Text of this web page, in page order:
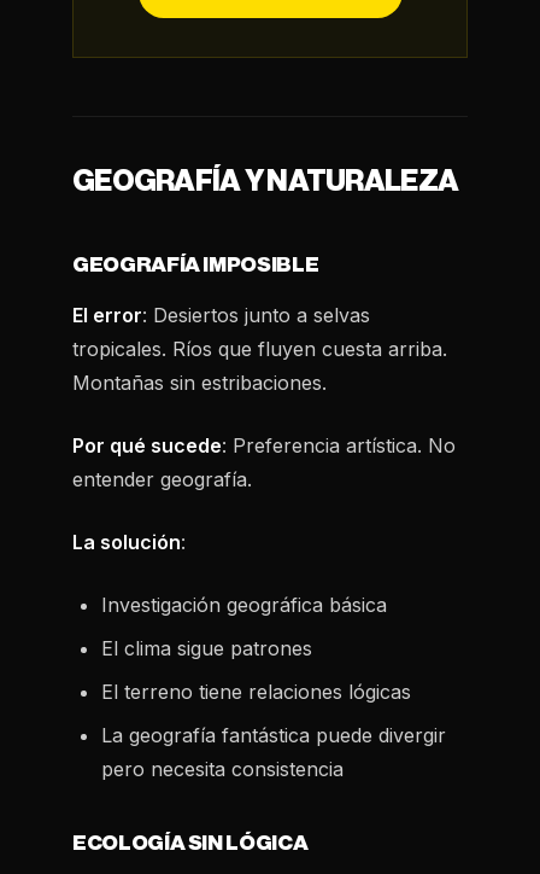
GEOGRAFÍA Y NATURALEZA
GEOGRAFÍA IMPOSIBLE
El error: Desiertos junto a selvas
tropicales. Ríos que fluyen cuesta arriba.
Montañas sin estribaciones.
Por qué sucede: Preferencia artística. No
entender geografía.
La solución:
Investigación geográfica básica
El clima sigue patrones
El terreno tiene relaciones lógicas
La geografía fantástica puede divergir
pero necesita consistencia
ECOLOGÍA SIN LÓGICA